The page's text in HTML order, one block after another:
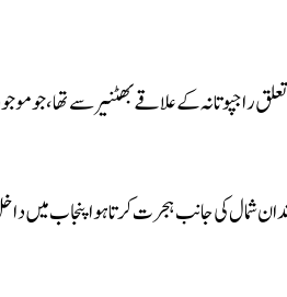
تعلق راجپوتانہ کے علاقے بھٹنیر سے تھا، جو
شمال کی جانب ہجرت کرتا ہوا پنجاب میں